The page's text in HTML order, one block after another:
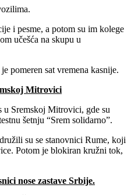
i pesme, a potom su im kolege
učešća na skupu u
pomeren sat vremena kasnije.
Mitrovici
u Sremskoj Mitrovici, gde su
šetnju “Srem solidarno”.
su se stanovnici Rume, koji
Potom je blokiran kružni tok,
nose zastave Srbije.